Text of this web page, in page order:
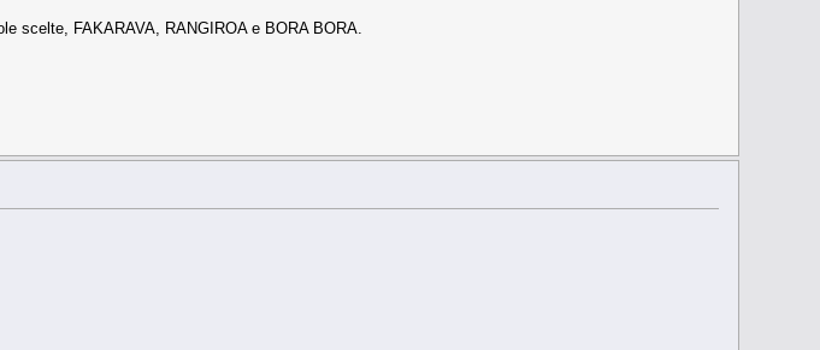
scelte, FAKARAVA, RANGIROA e BORA BORA.